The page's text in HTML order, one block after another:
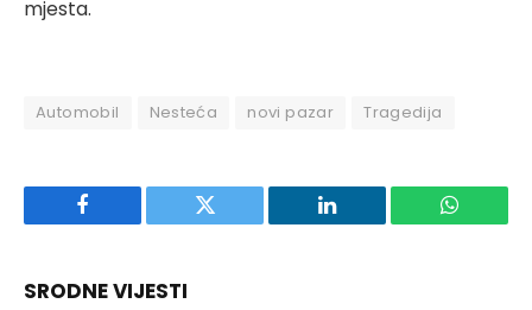
mjesta.
Automobil Nesteća novi pazar Tragedija
Facebook Twitter LinkedIn
SRODNE VIJESTI